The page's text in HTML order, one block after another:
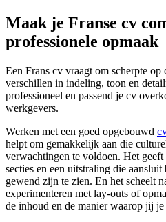
Maak je Franse cv
professionele opmaak
Een Frans cv vraagt om scherpte
verschillen in indeling, toon en
professioneel en passend je cv
werkgevers.
Werken met een goed opgebouwd
helpt om gemakkelijk aan die
verwachtingen te voldoen. Het
secties en een uitstraling die
gewend zijn te zien. En het scheelt
experimenteren met lay-outs of
de inhoud en de manier waarop jij je